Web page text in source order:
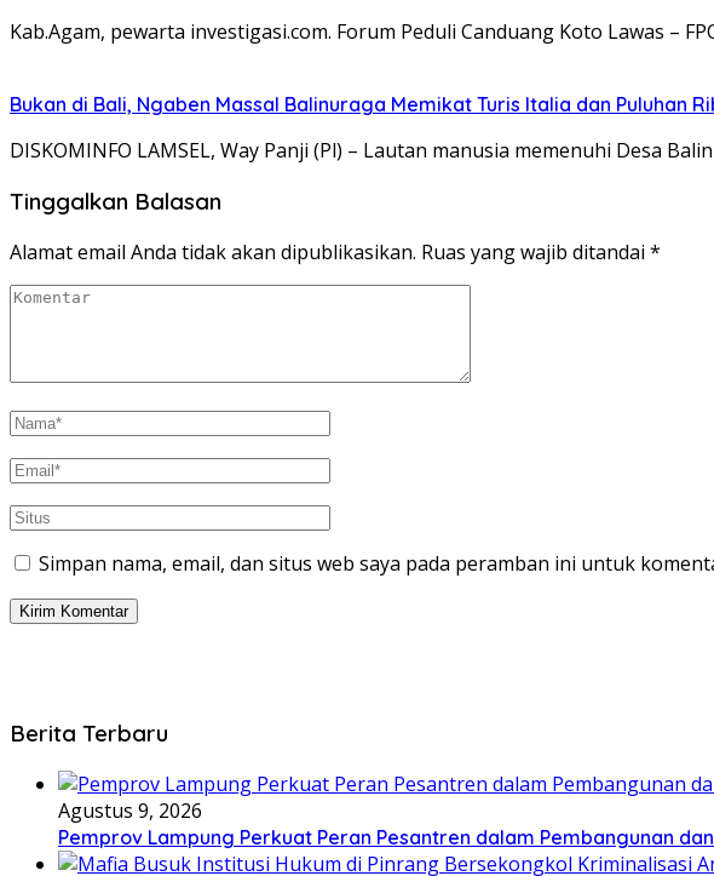
Kab.Agam, pewarta investigasi.com. Forum Peduli Canduang Koto Lawas –
Bukan di Bali, Ngaben Massal Balinuraga Memikat Turis Italia dan Puluhan
DISKOMINFO LAMSEL, Way Panji (Pl) – Lautan manusia memenuhi Desa
Tinggalkan Balasan
Alamat email Anda tidak akan dipublikasikan. Ruas yang wajib ditandai *
Simpan nama, email, dan situs web saya pada peramban ini untuk
Berita Terbaru
Agustus 9, 2026
Pemprov Lampung Perkuat Peran Pesantren dalam Pembangunan